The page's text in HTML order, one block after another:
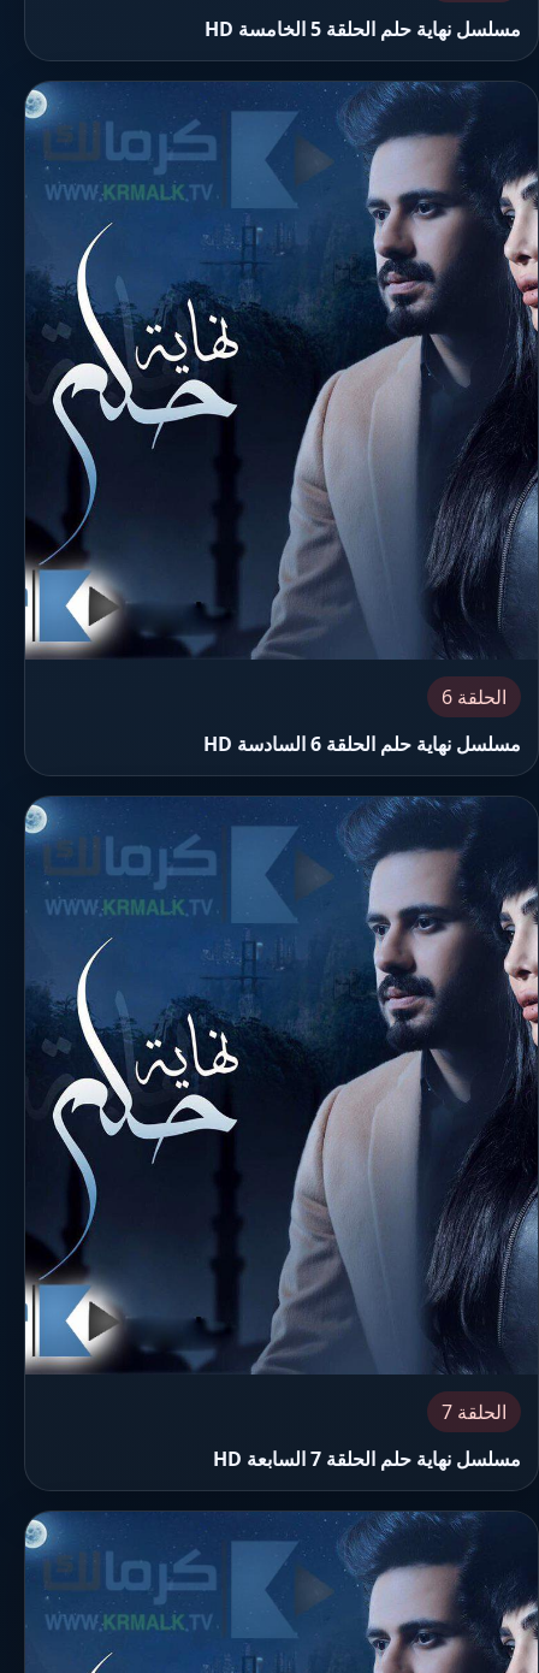
مسلسل نهاية حلم الحلقة 5 الخامسة HD
الحلقة 6
مسلسل نهاية حلم الحلقة 6 السادسة HD
الحلقة 7
مسلسل نهاية حلم الحلقة 7 السابعة HD